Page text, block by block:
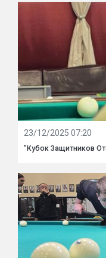
23/12/2025 07:20
"Кубок Защитников